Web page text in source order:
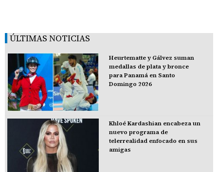
ÚLTIMAS NOTICIAS
Heurtematte y Gálvez suman
medallas de plata y bronce
para Panamá en Santo
Domingo 2026
Khloé Kardashian encabeza un
nuevo programa de
telerrealidad enfocado en sus
amigas